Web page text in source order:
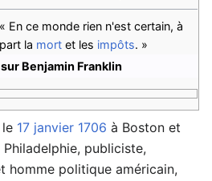
« En ce monde rien n'est certain, à
part la mort et les impôts. »
Benjamin Franklin
le 17 janvier 1706 à Boston et
Philadelphie, publiciste,
homme politique américain,